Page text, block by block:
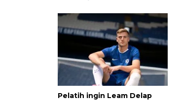
Pelatih ingin Leam Delap